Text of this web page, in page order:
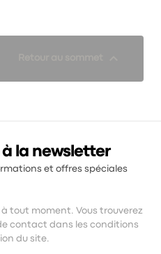
à la newsletter
et offres spéciales
tout moment. Vous trouverez
contact dans les conditions
du site.